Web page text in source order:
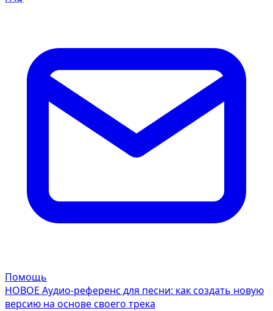
Помощь
НОВОЕ Аудио-референс для песни: как создать новую
версию на основе своего трека